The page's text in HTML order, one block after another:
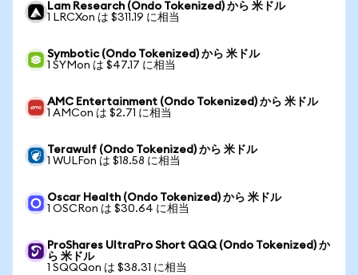
Lam Research (Ondo Tokenized) から 米ドル
1 LRCXon は $311.19 に相当
Symbotic (Ondo Tokenized) から 米ドル
1 SYMon は $47.17 に相当
AMC Entertainment (Ondo Tokenized) から 米ドル
1 AMCon は $2.71 に相当
Terawulf (Ondo Tokenized) から 米ドル
1 WULFon は $18.58 に相当
Oscar Health (Ondo Tokenized) から 米ドル
1 OSCRon は $30.64 に相当
ProShares UltraPro Short QQQ (Ondo Tokenized) か
ら 米ドル
1 SQQQon は $38.31 に相当